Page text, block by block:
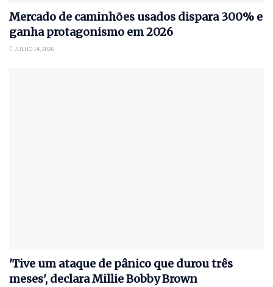
Mercado de caminhões usados dispara 300% e
ganha protagonismo em 2026
JULHO 14, 2026
'Tive um ataque de pânico que durou três
meses', declara Millie Bobby Brown